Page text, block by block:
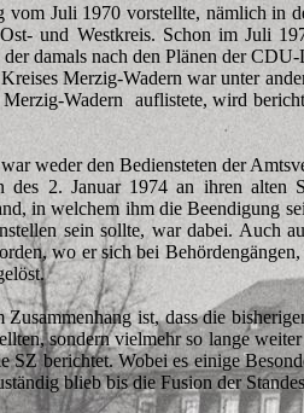
Juli 1970 vorstellte, nämlich
und Westkreis. Schon im Juli
damals nach den Plänen der
Merzig-Wadern war unter
Wadern auflistete, wird
weder den Bediensteten der
des 2. Januar 1974 an ihren alten
in welchem ihm die Beendigung
sein sollte, war dabei. Auch
wo er sich bei
Zusammenhang ist, dass die
sondern vielmehr so lange
SZ berichtet. Wobei es einige
blieb bis die Fusion der